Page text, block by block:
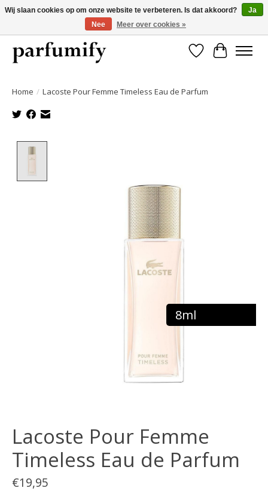
750+ Geuren | Gratis verzending | Maandelijks opzegbaar
Verlanglijst
Home / Lacoste Pour Femme Timeless Eau de Parfum
8ml
Lacoste Pour Femme
Timeless Eau de Parfum
€19,95
Wij slaan cookies op om onze website te verbeteren. Is dat akkoord?
Ja
Nee
Meer over cookies »